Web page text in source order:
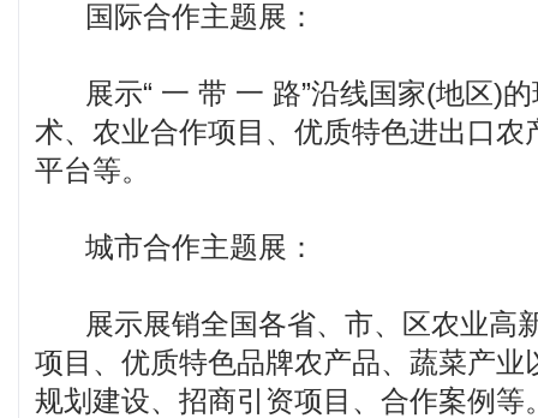
国际合作主题展：
展示“ 一 带 一 路”沿线国家(地区)的
术、农业合作项目、优质特色进出口农
平台等。
城市合作主题展：
展示展销全国各省、市、区农业高
项目、优质特色品牌农产品、蔬菜产业
规划建设、招商引资项目、合作案例等